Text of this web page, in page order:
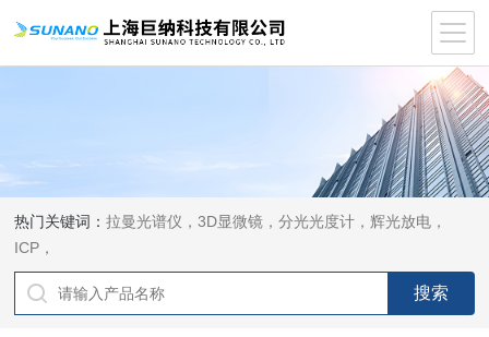
热门关键词：拉曼光谱仪，3D显微镜，分光光度计，辉光放电，
ICP，